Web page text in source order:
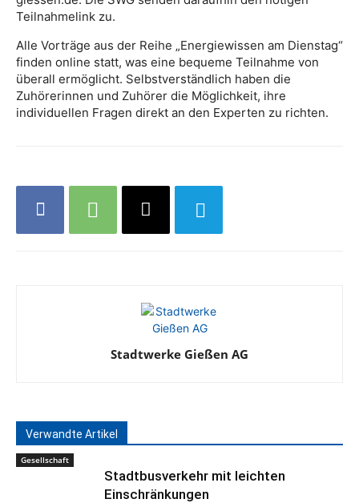
Teilnahmelink zu.
Alle Vorträge aus der Reihe „Energiewissen am Dienstag“
finden online statt, was eine bequeme Teilnahme von
überall ermöglicht. Selbstverständlich haben die
Zuhörerinnen und Zuhörer die Möglichkeit, ihre
individuellen Fragen direkt an den Experten zu richten.
Stadtwerke Gießen AG
Verwandte Artikel
Gesellschaft
Stadtbusverkehr mit leichten
Einschränkungen